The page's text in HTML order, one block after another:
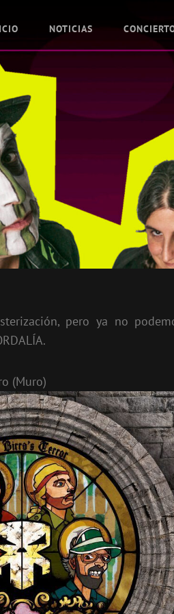
NOTICIAS
pero ya no
(Muro)